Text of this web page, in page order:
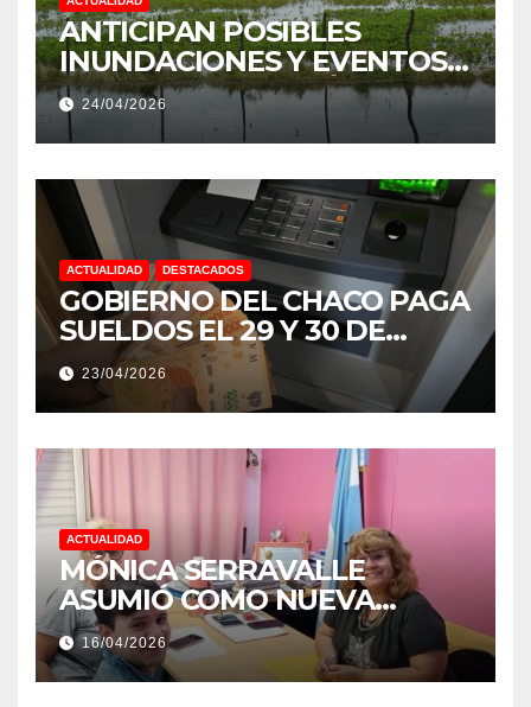
ANTICIPAN POSIBLES
INUNDACIONES Y EVENTOS
EXTREMOS: “PODRÍA SER UN
NIÑO MUY IMPORTANTE”
24/04/2026
ACTUALIDAD DESTACADOS
GOBIERNO DEL CHACO PAGA
SUELDOS EL 29 Y 30 DE
ABRIL, CON EL 2% DE
AUMENTO
23/04/2026
ACTUALIDAD
MÓNICA SERRAVALLE
ASUMIÓ COMO NUEVA
DIRECTORA DEL E.E.S. N° 82
«RENÉ FAVALORO» DE
BASAIL.
16/04/2026